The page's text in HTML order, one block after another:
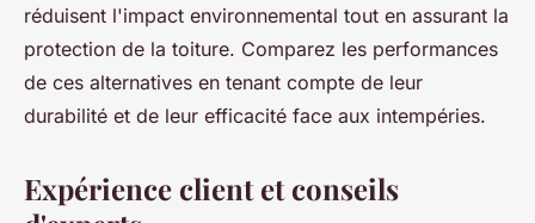
réduisent l'impact environnemental tout en assurant la
protection de la toiture. Comparez les performances
de ces alternatives en tenant compte de leur
durabilité et de leur efficacité face aux intempéries.
Expérience client et conseils